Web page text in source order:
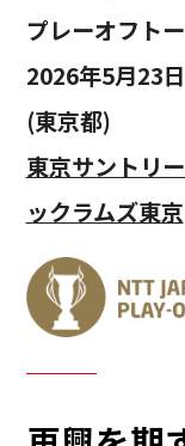
プレーオフト
2026年5月23
(東京都)
東京サントリ
ックラムズ東京